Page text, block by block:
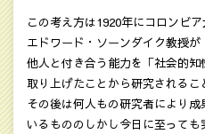
この考え方は1920年にコロンビア
エドワード・ソーンダイク教授が
他人と付き合う能力を「社会的知
取り上げたことから研究されるこ
その後は何人もの研究者により成
いるもののしかし今日に至っても